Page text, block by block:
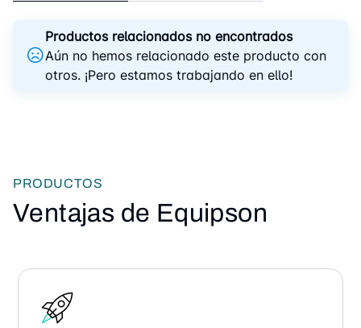
Productos relacionados no encontrados
Aún no hemos relacionado este producto con
otros. ¡Pero estamos trabajando en ello!
PRODUCTOS
Ventajas de Equipson